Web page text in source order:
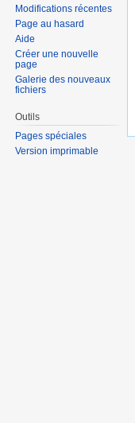
Modifications récentes
Page au hasard
Aide
Créer une nouvelle
page
Galerie des nouveaux
fichiers
Outils
Pages spéciales
Version imprimable